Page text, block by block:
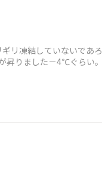
リ凍結していないであ
昇りました－4℃ぐらい